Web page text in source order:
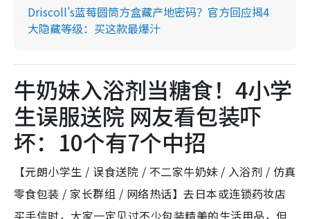
Driscoll's蓝莓圆筒方盒藏产地密码？官方回应揭4
大隐藏等级：买这款最爆汁
牛奶妹入浴剂当糖食！4小学
生误服送院 网友看包装吓
坏：10个有7个中招
【元朗小学生 / 误食送院 / 不二家牛奶妹 / 入浴剂 / 仿真
零食包装 / 家长群组 / 网络热话】去日本或连锁药妆店
买手信时，大家一定见过不少包装精美的生活用品，但